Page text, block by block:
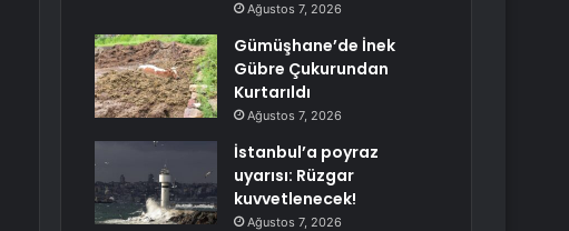
Ağustos 7, 2026
Gümüşhane’de İnek
Gübre Çukurundan
Kurtarıldı
Ağustos 7, 2026
İstanbul’a poyraz
uyarısı: Rüzgar
kuvvetlenecek!
Ağustos 7, 2026